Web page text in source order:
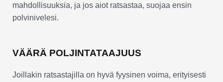
mahdollisuuksia, ja jos aiot ratsastaa, suojaa ensin
polvinivelesi.
VÄÄRÄ POLJINTATAAJUUS
Joillakin ratsastajilla on hyvä fyysinen voima, erityisesti